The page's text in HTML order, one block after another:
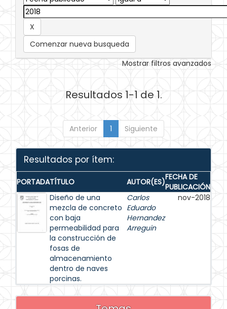
Comenzar nueva busqueda
Mostrar filtros avanzados
Resultados 1-1 de 1.
Anterior 1 Siguiente
Resultados por ítem:
PORTADATÍTULO AUTOR(ES)FECHA DE
PUBLICACIÓN
Diseño de una
mezcla de concreto
con baja
permeabilidad para
la construcción de
fosas de
almacenamiento
dentro de naves
porcinas.
Carlos
Eduardo
Hernandez
Arreguin
nov-2018